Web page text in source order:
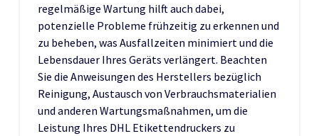
regelmäßige Wartung hilft auch dabei,
potenzielle Probleme frühzeitig zu erkennen und
zu beheben, was Ausfallzeiten minimiert und die
Lebensdauer Ihres Geräts verlängert. Beachten
Sie die Anweisungen des Herstellers bezüglich
Reinigung, Austausch von Verbrauchsmaterialien
und anderen Wartungsmaßnahmen, um die
Leistung Ihres DHL Etikettendruckers zu